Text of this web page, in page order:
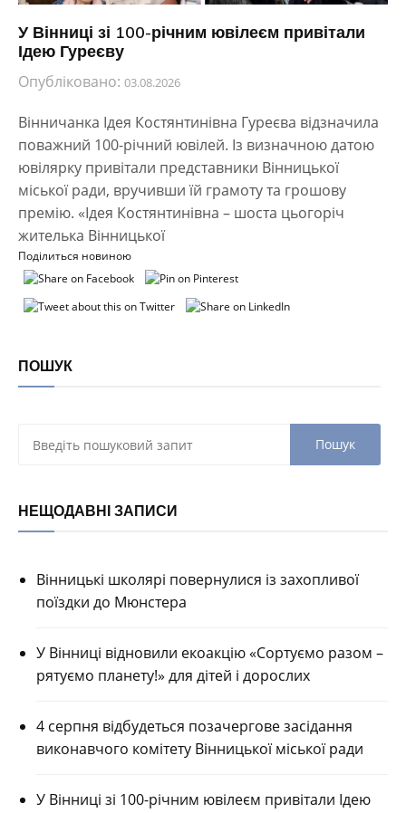
У Вінниці зі 100-річним ювілеєм привітали
Ідею Гуреєву
Опубліковано: 03.08.2026
Вінничанка Ідея Костянтинівна Гуреєва відзначила
поважний 100-річний ювілей. Із визначною датою
ювілярку привітали представники Вінницької
міської ради, вручивши їй грамоту та грошову
премію. «Ідея Костянтинівна – шоста цьогоріч
жителька Вінницької
Поділиться новиною
ПОШУК
НЕЩОДАВНІ ЗАПИСИ
Вінницькі школярі повернулися із захопливої
поїздки до Мюнстера
У Вінниці відновили екоакцію «Сортуємо разом –
рятуємо планету!» для дітей і дорослих
4 серпня відбудеться позачергове засідання
виконавчого комітету Вінницької міської ради
У Вінниці зі 100-річним ювілеєм привітали Ідею